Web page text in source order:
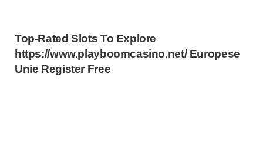
Top-Rated Slots To Explore
https://www.playboomcasino.net/ Europese
Unie Register Free